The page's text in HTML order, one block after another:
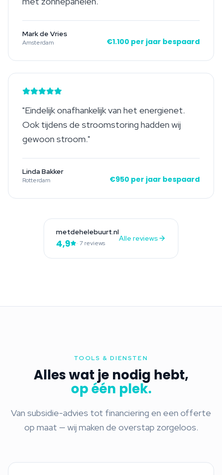
Mark de Vries
Amsterdam €1.100 per jaar bespaard
"Eindelijk onafhankelijk van het energienet.
Ook tijdens de stroomstoring hadden wij
gewoon stroom."
Linda Bakker
Rotterdam €950 per jaar bespaard
metdehelebuurt.nl
4,9 · 7 reviews
Alle reviews
TOOLS & DIENSTEN
Alles wat je nodig hebt,
op één plek.
Van subsidie-advies tot financiering en een offerte
op maat — wij maken de overstap zorgeloos.